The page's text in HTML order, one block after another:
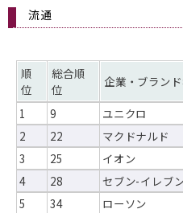
流通
順
位
総合順
位
企業・ブラン
1
9 ユニクロ
2
22 マクドナルド
3
25 イオン
4
28 セブン-イレブ
5
34 ローソン